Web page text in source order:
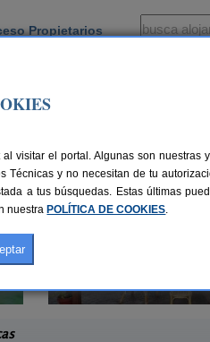
Propietarios
visitar el portal. Algunas son nuestras
Técnicas y no necesitan de tu
a tus búsquedas. Estas últimas
nuestra POLÍTICA DE COOKIES.